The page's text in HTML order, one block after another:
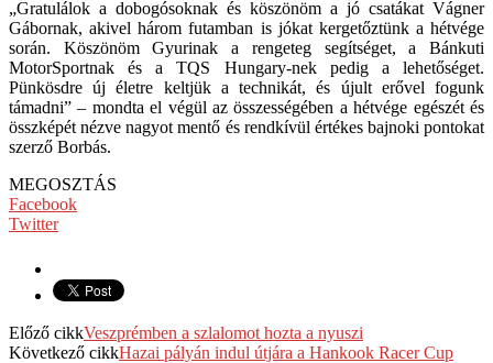
„Gratulálok a dobogósoknak és köszönöm a jó csatákat Vágner
Gábornak, akivel három futamban is jókat kergetőztünk a hétvége
során. Köszönöm Gyurinak a rengeteg segítséget, a Bánkuti
MotorSportnak és a TQS Hungary-nek pedig a lehetőséget.
Pünkösdre új életre keltjük a technikát, és újult erővel fogunk
támadni” – mondta el végül az összességében a hétvége egészét és
összképét nézve nagyot mentő és rendkívül értékes bajnoki pontokat
szerző Borbás.
MEGOSZTÁS
Facebook
Twitter
Előző cikkVeszprémben a szlalomot hozta a nyuszi
Következő cikkHazai pályán indul útjára a Hankook Racer Cup